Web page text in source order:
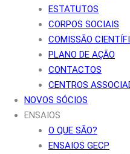
ESTATUTOS
CORPOS SOCIAIS
COMISSÃO
PLANO DE AÇÃO
CONTACTOS
CENTROS
NOVOS SÓCIOS
ENSAIOS
O QUE SÃO?
ENSAIOS GECP